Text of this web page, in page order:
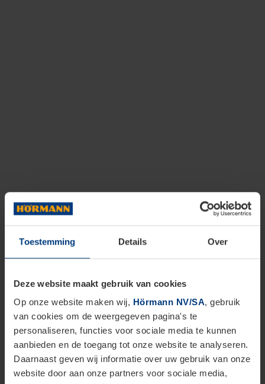
Toestemming Details Over
Deze website maakt gebruik van cookies
Op onze website maken wij, Hörmann NV/SA, gebruik
van cookies om de weergegeven pagina's te
personaliseren, functies voor sociale media te kunnen
aanbieden en de toegang tot onze website te analyseren.
Daarnaast geven wij informatie over uw gebruik van onze
website door aan onze partners voor sociale media,